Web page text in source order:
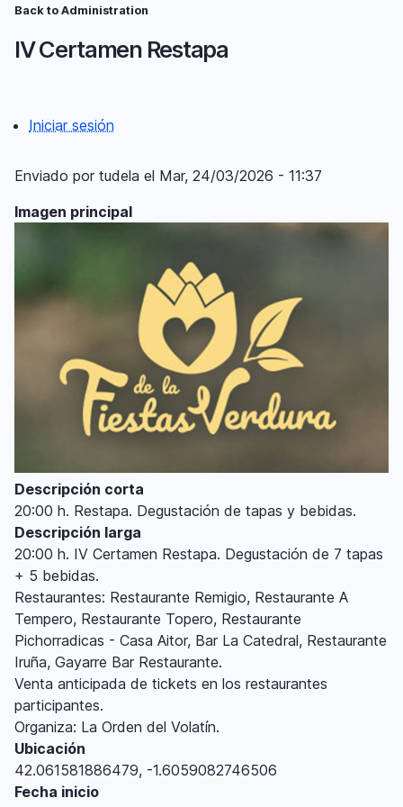
Pasar
contenido
de
Back to Administration
IV Certamen Restapa
Menú
del
compte
d'usuari
Iniciar sesión
Enviado por tudela el Mar, 24/03/2026 - 11:37
Imagen principal
Descripción corta
20:00 h. Restapa. Degustación de tapas y bebidas.
Descripción larga
20:00 h. IV Certamen Restapa. Degustación de 7 tapas
+ 5 bebidas.
Restaurantes: Restaurante Remigio, Restaurante A
Tempero, Restaurante Topero, Restaurante
Pichorradicas - Casa Aitor, Bar La Catedral, Restaurante
Iruña, Gayarre Bar Restaurante.
Venta anticipada de tickets en los restaurantes
participantes.
Organiza: La Orden del Volatín.
Ubicación
42.061581886479, -1.6059082746506
Fecha inicio